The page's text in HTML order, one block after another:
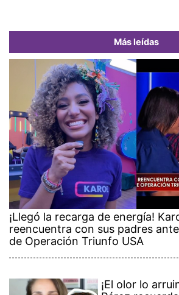
Más leídas
¡Llegó la recarga de energía!
reencuentra con sus padres
de Operación Triunfo USA
¡El olor lo